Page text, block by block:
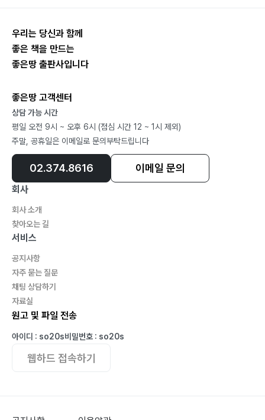
우리는 당신과 함께
좋은 책을 만드는
좋은땅 출판사입니다
좋은땅 고객센터
상담 가능 시간
평일 오전 9시 ~ 오후 6시 (점심 시간 12 ~ 1시 제외)
주말, 공휴일은 이메일로 문의부탁드립니다
02.374.8616 이메일 문의
회사
회사 소개
찾아오는 길
서비스
공지사항
자주 묻는 질문
채팅 상담하기
자료실
원고 및 파일 전송
아이디 : so20s비밀번호 : so20s
웹하드 접속하기